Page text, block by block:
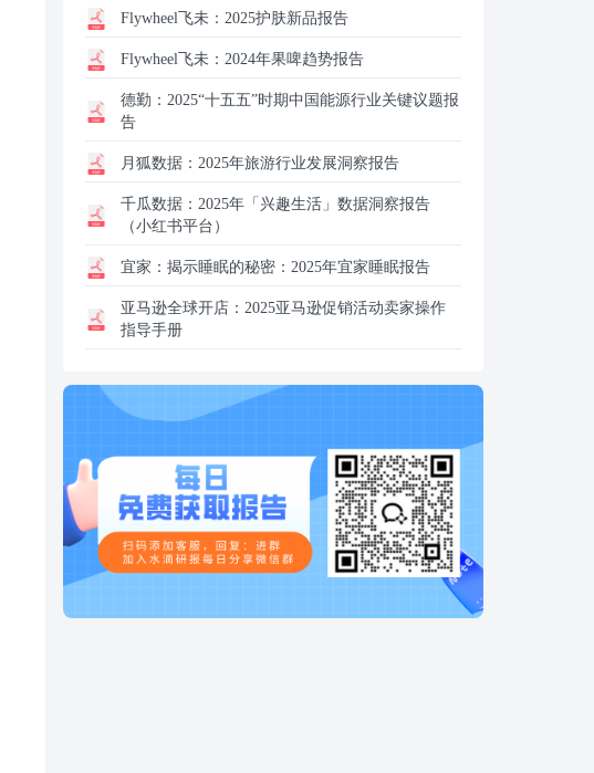
Flywheel飞未： 2025护肤新品报告
Flywheel飞未： 2024年果啤趋势报告
德勤： 2025“十五五”时期中国能源行业关键议题报
告
月狐数据： 2025年旅游行业发展洞察报告
千瓜数据： 2025年「兴趣生活」数据洞察报告
（小红书平台）
宜家： 揭示睡眠的秘密：2025年宜家睡眠报告
亚马逊全球开店： 2025亚马逊促销活动卖家操作
指导手册